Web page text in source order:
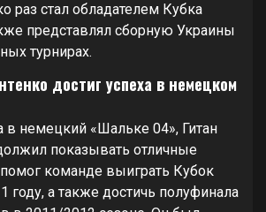
раз стал обладателем Кубка
представлял сборную Украины
турнирах.
достиг успеха в немецком
в немецкий «Шальке 04», Гитан
показывать отличные
команде выиграть Кубок
году, а также достичь полуфинала